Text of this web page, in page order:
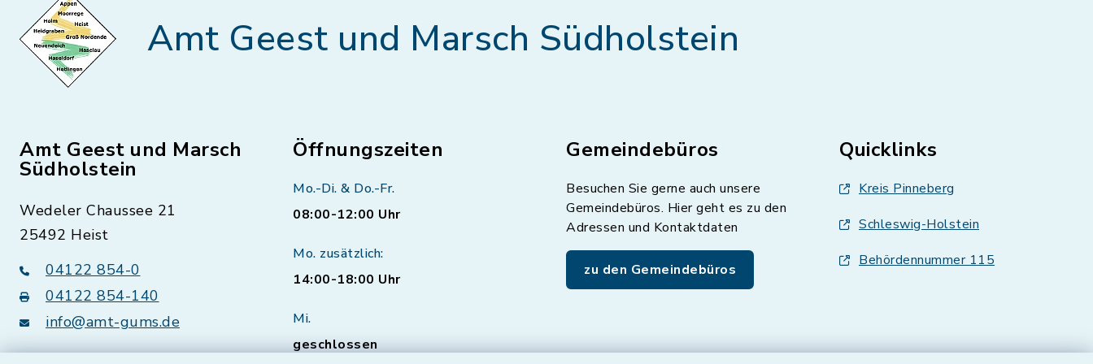
Amt Geest und Marsch Südholstein
Amt Geest und Marsch
Südholstein
Wedeler Chaussee 21
25492 Heist
04122 854-0
04122 854-140
info@amt-gums.de
Öffnungszeiten
Mo.-Di. & Do.-Fr.
08:00-12:00 Uhr
Mo. zusätzlich:
14:00-18:00 Uhr
Mi.
geschlossen
Gemeindebüros
Besuchen Sie gerne auch unsere
Gemeindebüros. Hier geht es zu den
Adressen und Kontaktdaten
zu den Gemeindebüros
Quicklinks
Kreis Pinneberg
Schleswig-Holstein
Behördennummer 115